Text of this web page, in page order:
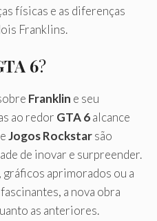
físicas e as diferenças
Franklins.
6?
Franklin e seu
ao redor GTA 6alcance
Jogos Rockstarsão
de inovar e surpreender.
gráficos aprimorados ou a
a nova obra
as anteriores.